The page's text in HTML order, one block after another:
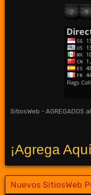
SitiosWeb - AGREGADOS
¡Agrega
Nuevos SitiosWeb